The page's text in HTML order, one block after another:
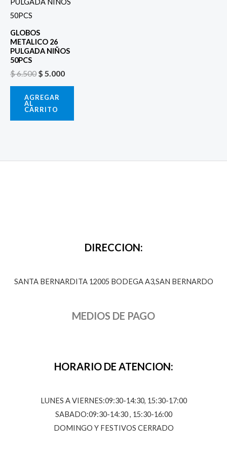
GLOBOS
METALICO 26
PULGADA NIÑOS
50PCS
$6.500
era:
$ 5.000
es:
AGREGAR
AL
CARRITO
DIRECCION:
SANTA BERNARDITA 12005 BODEGA A3,SAN BERNARDO
MEDIOS DE PAGO
HORARIO DE ATENCION:
LUNES A VIERNES:09:30-14:30, 15:30-17:00
SABADO:09:30-14:30 , 15:30-16:00
DOMINGO Y FESTIVOS CERRADO